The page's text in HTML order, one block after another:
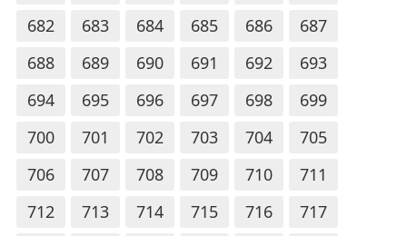
682
683 684 685 686
687
688
689 690 691 692
693
694
695 696 697 698
699
700
701 702 703 704
705
706
707 708 709 710
711
712
713 714 715 716
717